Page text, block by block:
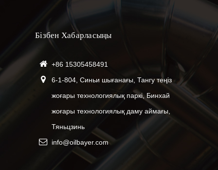
Spacer-OBC-S30S
AGCL
Flushes-OBC-WF
Бізбен Хабарласыңы
+86 15305458491
6-1-804, Синьи шығанағы, Тангу теңіз
жоғары технологиялық паркі, Бинхай
жоғары технологиялық даму аймағы,
Тяньцзинь
info@oilbayer.com
08.13.22
Ұзақ уақытта көрмеу!